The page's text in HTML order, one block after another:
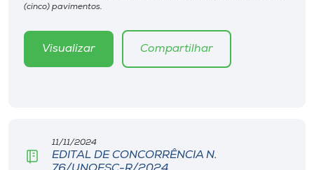
Selecione
(cinco) pavimentos.
Visualizar Compartilhar
11/11/2024
EDITAL DE CONCORRÊNCIA N.